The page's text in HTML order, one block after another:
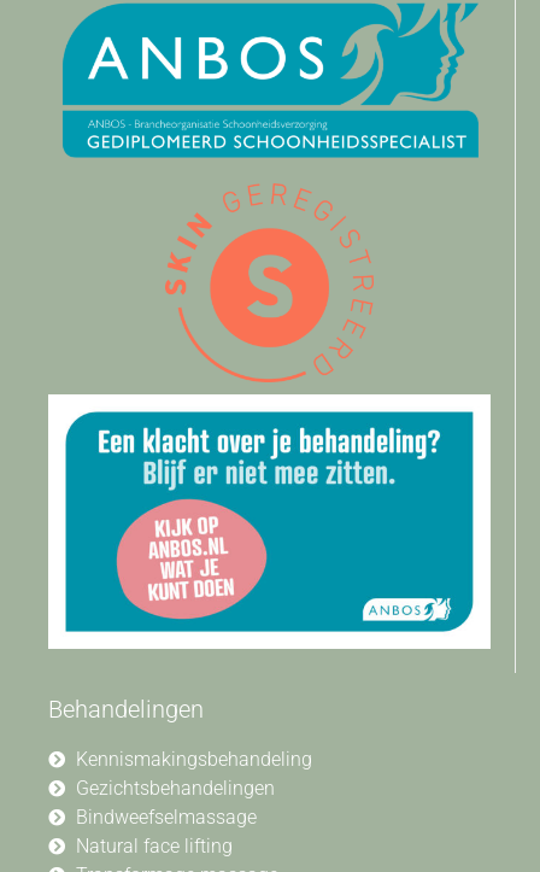
Behandelingen
Kennismakingsbehandeling
Gezichtsbehandelingen
Bindweefselmassage
Natural face lifting